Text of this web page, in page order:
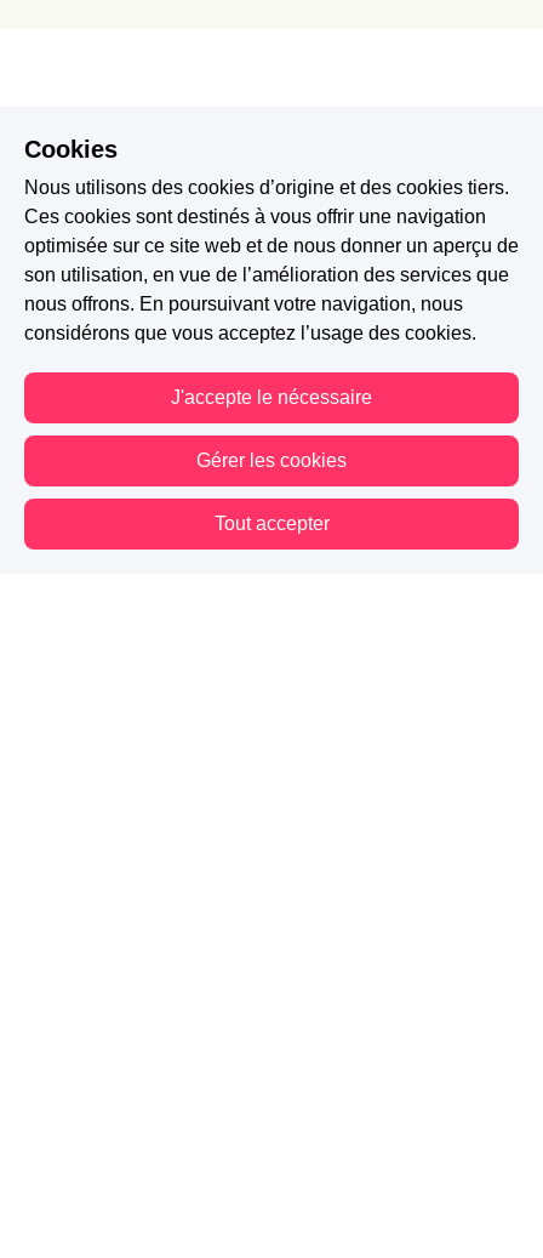
Cookies
Nous utilisons des cookies d’origine et des cookies tiers.
Ces cookies sont destinés à vous offrir une navigation
optimisée sur ce site web et de nous donner un aperçu de
son utilisation, en vue de l’amélioration des services que
nous offrons. En poursuivant votre navigation, nous
considérons que vous acceptez l’usage des cookies.
J'accepte le nécessaire
Gérer les cookies
Tout accepter